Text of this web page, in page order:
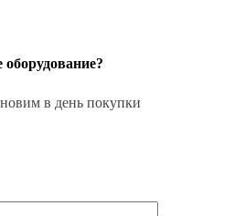
в день покупки